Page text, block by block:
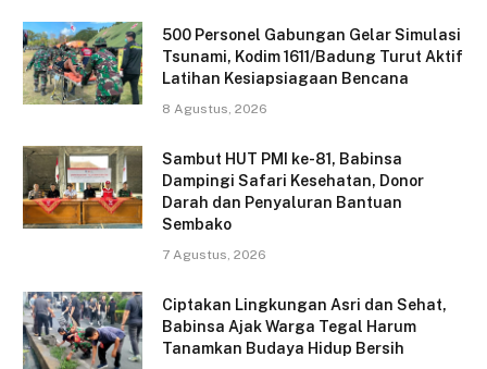
c
e
b
o
k
itt
er
ai ar
e
500 Personel Gabungan Gelar Simulasi
Tsunami, Kodim 1611/Badung Turut Aktif
Latihan Kesiapsiagaan Bencana
8 Agustus, 2026
Sambut HUT PMI ke-81, Babinsa
Dampingi Safari Kesehatan, Donor
Darah dan Penyaluran Bantuan
Sembako
7 Agustus, 2026
Ciptakan Lingkungan Asri dan Sehat,
Babinsa Ajak Warga Tegal Harum
Tanamkan Budaya Hidup Bersih